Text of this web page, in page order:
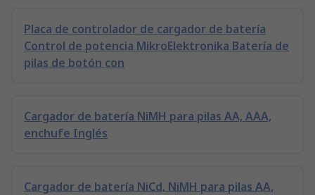
Placa de controlador de cargador de batería
Control de potencia MikroElektronika Batería de
pilas de botón con
Cargador de batería NiMH para pilas AA, AAA,
enchufe Inglés
Cargador de batería NiCd, NiMH para pilas AA,